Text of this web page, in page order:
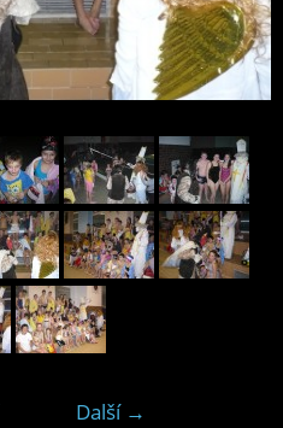
Další →